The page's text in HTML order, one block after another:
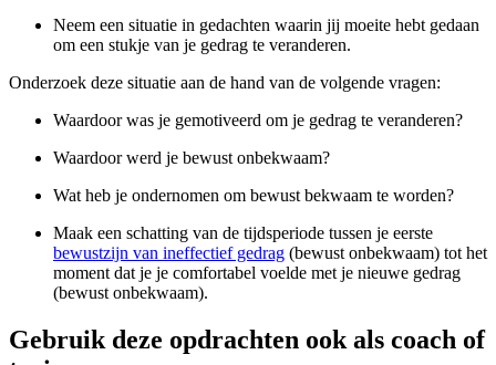
Neem een situatie in gedachten waarin jij moeite hebt gedaan
om een stukje van je gedrag te veranderen.
Onderzoek deze situatie aan de hand van de volgende vragen:
Waardoor was je gemotiveerd om je gedrag te veranderen?
Waardoor werd je bewust onbekwaam?
Wat heb je ondernomen om bewust bekwaam te worden?
Maak een schatting van de tijdsperiode tussen je eerste
bewustzijn van ineffectief gedrag (bewust onbekwaam) tot het
moment dat je je comfortabel voelde met je nieuwe gedrag
(bewust onbekwaam).
Gebruik deze opdrachten ook als coach of